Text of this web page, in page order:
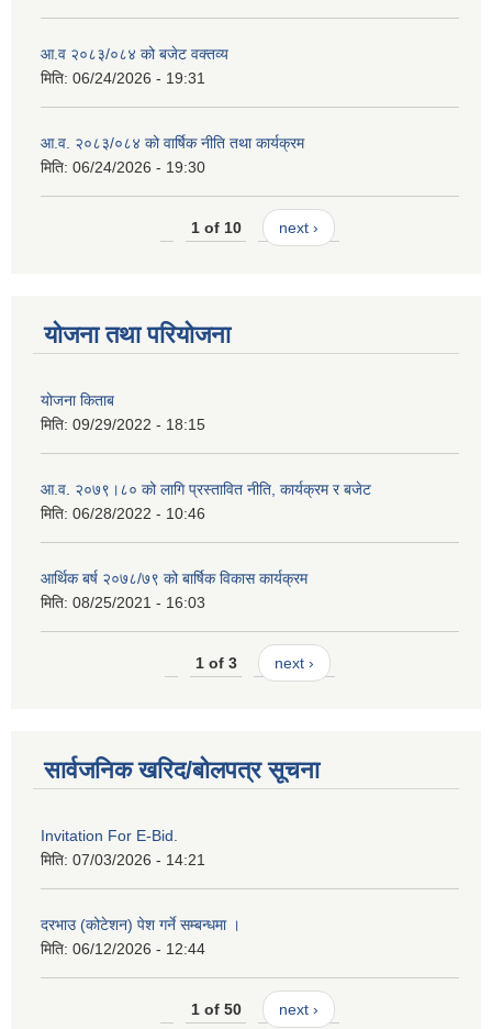
आ.व २०८३/०८४ को बजेट वक्तव्य
मिति: 06/24/2026 - 19:31
आ.व. २०८३/०८४ को वार्षिक नीति तथा कार्यक्रम
मिति: 06/24/2026 - 19:30
1 of 10 next ›
योजना तथा परियोजना
योजना किताब
मिति: 09/29/2022 - 18:15
आ.व. २०७९।८० को लागि प्रस्तावित नीति, कार्यक्रम र बजेट
मिति: 06/28/2022 - 10:46
आर्थिक बर्ष २०७८/७९ को बार्षिक विकास कार्यक्रम
मिति: 08/25/2021 - 16:03
1 of 3 next ›
सार्वजनिक खरिद/बोलपत्र सूचना
Invitation For E-Bid.
मिति: 07/03/2026 - 14:21
दरभाउ (कोटेशन) पेश गर्ने सम्बन्धमा ।
मिति: 06/12/2026 - 12:44
1 of 50 next ›